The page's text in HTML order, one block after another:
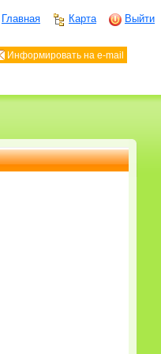
Главная Карта Выйти
Информировать на e-mail